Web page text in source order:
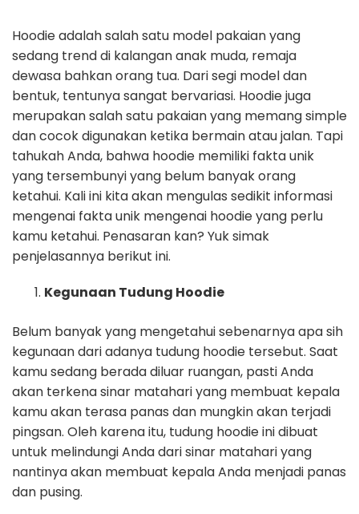
Hoodie adalah salah satu model pakaian yang
sedang trend di kalangan anak muda, remaja
dewasa bahkan orang tua. Dari segi model dan
bentuk, tentunya sangat bervariasi. Hoodie juga
merupakan salah satu pakaian yang memang simple
dan cocok digunakan ketika bermain atau jalan. Tapi
tahukah Anda, bahwa hoodie memiliki fakta unik
yang tersembunyi yang belum banyak orang
ketahui. Kali ini kita akan mengulas sedikit informasi
mengenai fakta unik mengenai hoodie yang perlu
kamu ketahui. Penasaran kan? Yuk simak
penjelasannya berikut ini.
Kegunaan Tudung Hoodie
Belum banyak yang mengetahui sebenarnya apa sih
kegunaan dari adanya tudung hoodie tersebut. Saat
kamu sedang berada diluar ruangan, pasti Anda
akan terkena sinar matahari yang membuat kepala
kamu akan terasa panas dan mungkin akan terjadi
pingsan. Oleh karena itu, tudung hoodie ini dibuat
untuk melindungi Anda dari sinar matahari yang
nantinya akan membuat kepala Anda menjadi panas
dan pusing.